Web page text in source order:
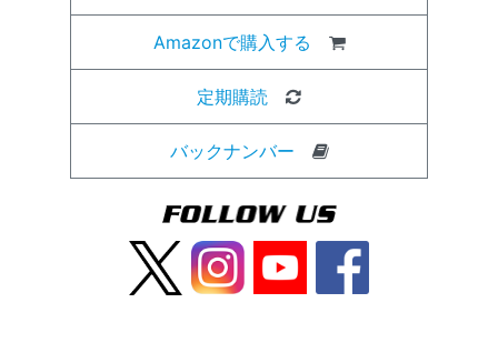
Amazonで購入する
定期購読
バックナンバー